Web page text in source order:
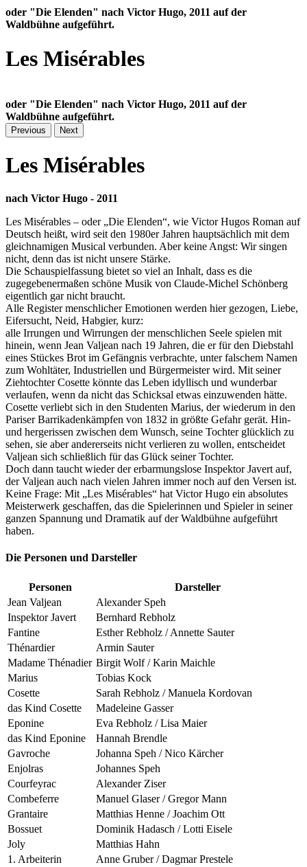
oder "Die Elenden" nach Victor Hugo, 2011 auf der
Waldbühne aufgeführt.
Les Misérables
oder "Die Elenden" nach Victor Hugo, 2011 auf der
Waldbühne aufgeführt.
Previous Next
Les Misérables
nach Victor Hugo - 2011
Les Misérables – oder „Die Elenden“, wie Victor Hugos Roman auf
Deutsch heißt, wird seit den 1980er Jahren hauptsächlich mit dem
gleichnamigen Musical verbunden. Aber keine Angst: Wir singen
nicht, denn das ist nicht unsere Stärke.
Die Schauspielfassung bietet so viel an Inhalt, dass es die
zugegebenermaßen schöne Musik von Claude-Michel Schönberg
eigentlich gar nicht braucht.
Alle Register menschlicher Emotionen werden hier gezogen, Liebe,
Eifersucht, Neid, Habgier, kurz:
alle Irrungen und Wirrungen der menschlichen Seele spielen mit
hinein, wenn Jean Valjean nach 19 Jahren, die er für den Diebstahl
eines Stückes Brot im Gefängnis verbrachte, unter falschem Namen
zum Wohltäter, Industriellen und Bürgermeister wird. Mit seiner
Ziehtochter Cosette könnte das Leben idyllisch und wunderbar
verlaufen, wenn da nicht das Schicksal etwas einzuwenden hätte.
Cosette verliebt sich in den Studenten Marius, der wiederum in den
Pariser Barrikadenkämpfen von 1832 in größte Gefahr gerät. Hin-
und hergerissen zwischen dem Wunsch, seine Tochter glücklich zu
sehen, sie aber andererseits nicht verlieren zu wollen, entscheidet
Valjean sich schließlich für das Glück seiner Tochter.
Doch dann taucht wieder der erbarmungslose Inspektor Javert auf,
der Valjean auch nach vielen Jahren immer noch auf den Versen ist.
Keine Frage: Mit „Les Misérables“ hat Victor Hugo ein absolutes
Meisterwerk geschaffen, das die Spielerinnen und Spieler in seiner
ganzen Spannung und Dramatik auf der Waldbühne aufgeführt
haben.
Die Personen und Darsteller
Personen
Darsteller
Jean Valjean
Alexander Speh
Inspektor Javert
Bernhard Rebholz
Fantine
Esther Rebholz / Annette Sauter
Thénardier
Armin Sauter
Madame Thénadier Birgit Wolf / Karin Maichle
Marius
Tobias Kock
Cosette
Sarah Rebholz / Manuela Kordovan
das Kind Cosette
Madeleine Gasser
Eponine
Eva Rebholz / Lisa Maier
das Kind Eponine
Hannah Brendle
Gavroche
Johanna Speh / Nico Kärcher
Enjolras
Johannes Speh
Courfeyrac
Alexander Ziser
Combeferre
Manuel Glaser / Gregor Mann
Grantaire
Matthias Henne / Joachim Ott
Bossuet
Dominik Hadasch / Lotti Eisele
Joly
Matthias Hahn
1. Arbeiterin
Anne Gruber / Dagmar Prestele